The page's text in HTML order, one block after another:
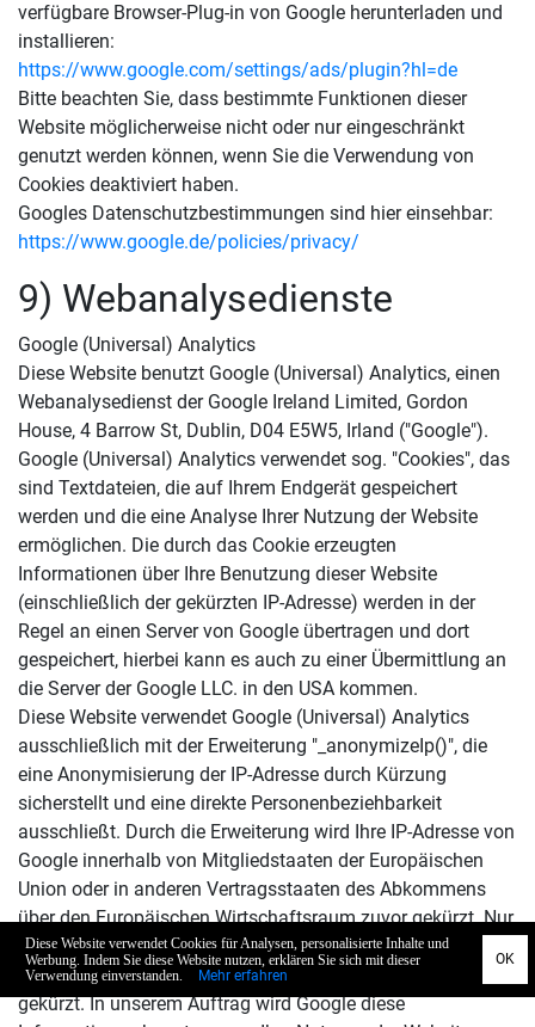
verfügbare Browser-Plug-in von Google herunterladen und
installieren:
https://www.google.com/settings/ads/plugin?hl=de
Bitte beachten Sie, dass bestimmte Funktionen dieser
Website möglicherweise nicht oder nur eingeschränkt
genutzt werden können, wenn Sie die Verwendung von
Cookies deaktiviert haben.
Googles Datenschutzbestimmungen sind hier einsehbar:
https://www.google.de/policies/privacy/
9) Webanalysedienste
Google (Universal) Analytics
Diese Website benutzt Google (Universal) Analytics, einen
Webanalysedienst der Google Ireland Limited, Gordon
House, 4 Barrow St, Dublin, D04 E5W5, Irland ("Google").
Google (Universal) Analytics verwendet sog. "Cookies", das
sind Textdateien, die auf Ihrem Endgerät gespeichert
werden und die eine Analyse Ihrer Nutzung der Website
ermöglichen. Die durch das Cookie erzeugten
Informationen über Ihre Benutzung dieser Website
(einschließlich der gekürzten IP-Adresse) werden in der
Regel an einen Server von Google übertragen und dort
gespeichert, hierbei kann es auch zu einer Übermittlung an
die Server der Google LLC. in den USA kommen.
Diese Website verwendet Google (Universal) Analytics
ausschließlich mit der Erweiterung "_anonymizeIp()", die
eine Anonymisierung der IP-Adresse durch Kürzung
sicherstellt und eine direkte Personenbeziehbarkeit
ausschließt. Durch die Erweiterung wird Ihre IP-Adresse von
Google innerhalb von Mitgliedstaaten der Europäischen
Union oder in anderen Vertragsstaaten des Abkommens
über den Europäischen Wirtschaftsraum zuvor gekürzt. Nur
in Ausnahmefällen wird die volle IP-Adresse an einen
Server von Google LLC.in den USA übertragen und dort
gekürzt. In unserem Auftrag wird Google diese